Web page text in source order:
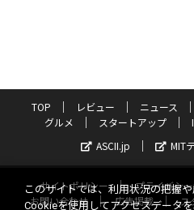
TOP レビュー ニュース
グルメ
スタートアップ
ASCII.jp
MIT
サイトポリシー プライバシ
お問い合わせ
広告掲載 ス
このサイトでは、利用状況の把握や
Cookieを使用してアクセスデータ